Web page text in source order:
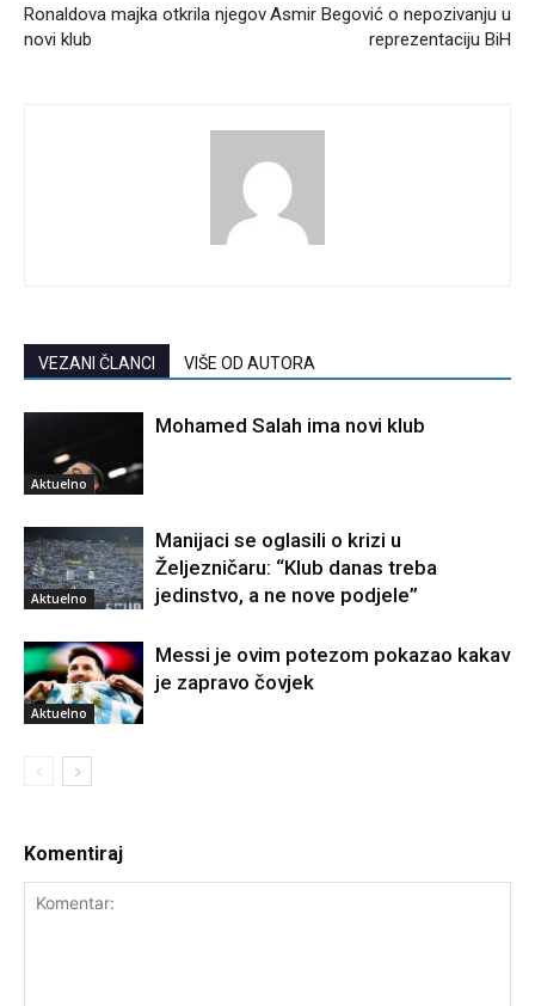
Ronaldova majka otkrila njegov
novi klub
Asmir Begović o nepozivanju u
reprezentaciju BiH
VEZANI ČLANCI VIŠE OD AUTORA
Aktuelno
Mohamed Salah ima novi klub
Aktuelno
Manijaci se oglasili o krizi u
Željezničaru: “Klub danas treba
jedinstvo, a ne nove podjele”
Aktuelno
Messi je ovim potezom pokazao kakav
je zapravo čovjek
Komentiraj